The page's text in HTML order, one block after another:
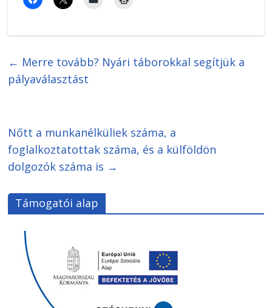
← Merre tovább? Nyári táborokkal segítjük a
pályaválasztást
Nőtt a munkanélküliek száma, a
foglalkoztatottak száma, és a külföldön
dolgozók száma is →
Támogatói alap